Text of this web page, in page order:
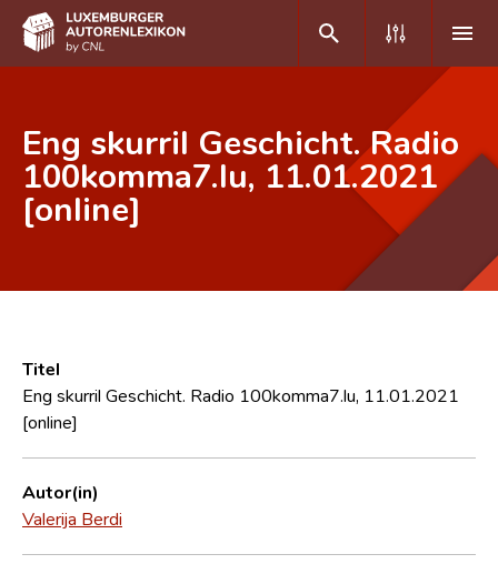
DE FR
Home
Erweiterte Suche
CNL
Forschungsgruppe
Eng skurril Geschicht. Radio
100komma7.lu, 11.01.2021
[online]
Titel
Eng skurril Geschicht. Radio 100komma7.lu, 11.01.2021
[online]
Autor(in)
Valerija Berdi